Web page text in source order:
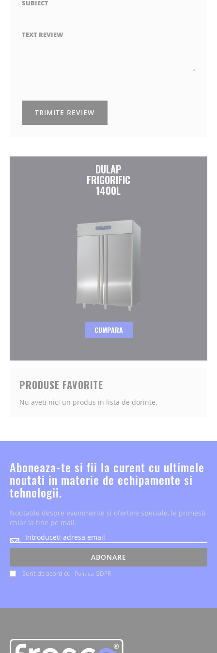
SUBIECT
TEXT REVIEW
TRIMITE REVIEW
DULAP
FRIGORIFIC
1400L
CUMPARA
PRODUSE FAVORITE
Nu aveti nici un produs in lista de dorinte.
Aboneaza-te si fii la curent cu ultimele
noutati in materie de echipamente si
tehnologii.
Noutatile despre evenimente si ofertele speciale, le primesti
chiar la tine pe mail.
Noutatile
despre
si
ofertele
pe
Sunt de acord cu Politica GDPR
ABONARE